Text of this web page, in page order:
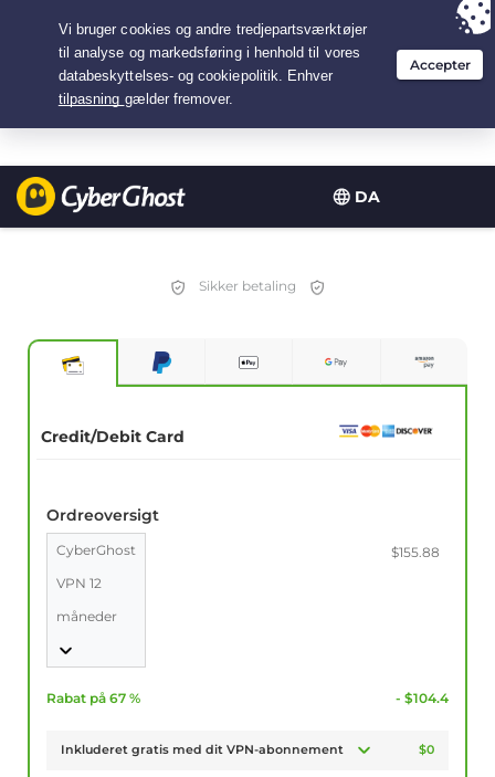
DA
Your choice:The Best Dealfor 3.3333333333333-years at $
/month
Sikker betaling
Credit/Debit Card
Ordreoversigt
CyberGhost
VPN 12
måneder
$155.88
Rabat på 67 % - $104.4
Inkluderet gratis med dit VPN-abonnement $0